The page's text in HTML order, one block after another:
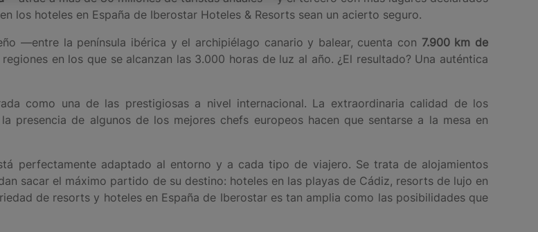
los hoteles en España de Iberostar Hoteles & Resorts sean un acierto seguro.
—entre la península ibérica y el archipiélago canario y balear, cuenta con 7.900 km de
en los que se alcanzan las 3.000 horas de luz al año. ¿El resultado? Una auténtica
como una de las prestigiosas a nivel internacional. La extraordinaria calidad de los
presencia de algunos de los mejores chefs europeos hacen que sentarse a la mesa en
perfectamente adaptado al entorno y a cada tipo de viajero. Se trata de alojamientos
sacar el máximo partido de su destino: hoteles en las playas de Cádiz, resorts de lujo en
de resorts y hoteles en España de Iberostar es tan amplia como las posibilidades que